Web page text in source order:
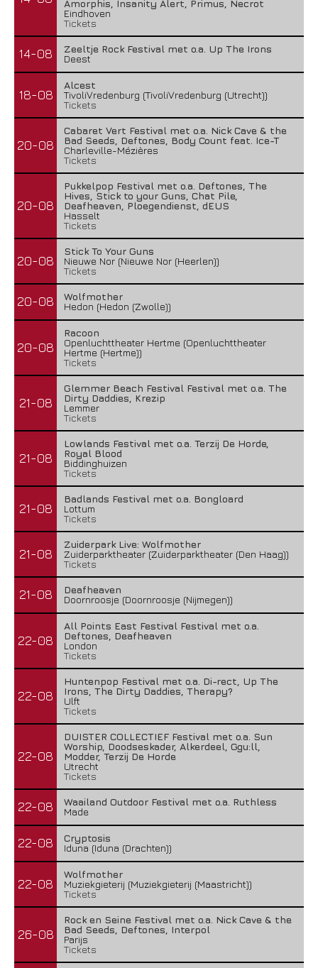
Amorphis, Insanity Alert, Primus, Necrot
Eindhoven
Tickets
14-08
Zeeltje Rock Festival met o.a. Up The Irons
Deest
18-08
Alcest
TivoliVredenburg (TivoliVredenburg (Utrecht))
Tickets
20-08
Cabaret Vert Festival met o.a. Nick Cave & the
Bad Seeds, Deftones, Body Count feat. Ice-T
Charleville-Mézières
Tickets
20-08
Pukkelpop Festival met o.a. Deftones, The
Hives, Stick to your Guns, Chat Pile,
Deafheaven, Ploegendienst, dEUS
Hasselt
Tickets
20-08
Stick To Your Guns
Nieuwe Nor (Nieuwe Nor (Heerlen))
Tickets
20-08
Wolfmother
Hedon (Hedon (Zwolle))
20-08
Racoon
Openluchttheater Hertme (Openluchttheater
Hertme (Hertme))
Tickets
21-08
Glemmer Beach Festival Festival met o.a. The
Dirty Daddies, Krezip
Lemmer
Tickets
21-08
Lowlands Festival met o.a. Terzij De Horde,
Royal Blood
Biddinghuizen
Tickets
21-08
Badlands Festival met o.a. Bongloard
Lottum
Tickets
21-08
Zuiderpark Live: Wolfmother
Zuiderparktheater (Zuiderparktheater (Den Haag))
Tickets
21-08
Deafheaven
Doornroosje (Doornroosje (Nijmegen))
22-08
All Points East Festival Festival met o.a.
Deftones, Deafheaven
London
Tickets
22-08
Huntenpop Festival met o.a. Di-rect, Up The
Irons, The Dirty Daddies, Therapy?
Ulft
Tickets
22-08
DUISTER COLLECTIEF Festival met o.a. Sun
Worship, Doodseskader, Alkerdeel, Ggu:ll,
Modder, Terzij De Horde
Utrecht
Tickets
22-08
Waailand Outdoor Festival met o.a. Ruthless
Made
22-08
Cryptosis
Iduna (Iduna (Drachten))
22-08
Wolfmother
Muziekgieterij (Muziekgieterij (Maastricht))
Tickets
26-08
Rock en Seine Festival met o.a. Nick Cave & the
Bad Seeds, Deftones, Interpol
Parijs
Tickets